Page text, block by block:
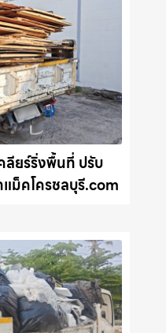
ลียร์ริ่งพื้นที่ ปรับ
ม็คโครชลบุรี.com